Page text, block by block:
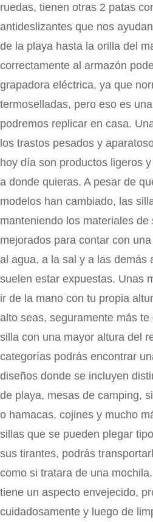
ruedas, tienen otras 2 patas
antideslizantes que nos
de la playa hasta la orilla del
correctamente al armazón
grapadora eléctrica, ya que
termoselladas, pero eso es
podremos replicar en casa.
los trastos pesados y
hoy día son productos ligeros
a donde quieras. A pesar de
modelos han cambiado, las
manteniendo los materiales de
mejorados para contar con
al agua, a la sal y a las demás
suelen estar expuestas. Unas
ir de la mano con tu propia
alto seas, seguramente más
silla con una mayor altura del
categorías podrás encontrar
diseños donde se incluyen
de playa, mesas de camping,
o hamacas, cojines y mucho
sillas que se pueden plegar
sus tirantes, podrás
como si tratara de una
tiene un aspecto envejecido,
cuidadosamente y luego de